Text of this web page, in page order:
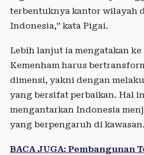
terbentuknya kantor wilayah
Indonesia,” kata Pigai.
Lebih lanjut ia mengatakan ke
Kemenham harus
dimensi, yakni dengan
yang bersifat perbaikan. Hal
mengantarkan Indonesia
yang berpengaruh di kawasan.
BACA JUGA: Pembangunan